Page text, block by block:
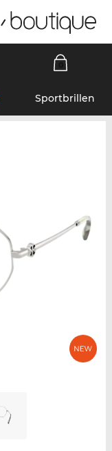
Sportbrillen